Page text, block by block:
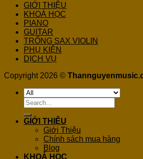
GIỚI THIỆU
KHOÁ HỌC
PIANO
GUITAR
TRỐNG SAX VIOLIN
PHỤ KIỆN
DỊCH VỤ
Copyright 2026 ©
Search
for:
GIỚI THIỆU
Giới Thiệu
Chính sách mua hàng
Blog
KHOÁ HỌC